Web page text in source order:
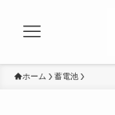
ホーム 蓄電池